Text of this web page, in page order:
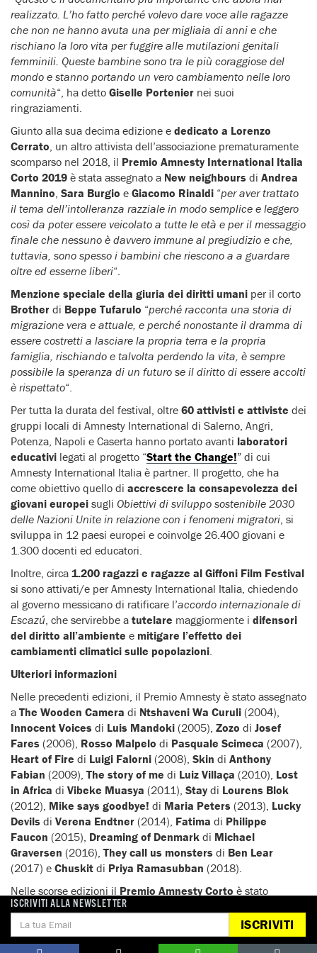
realizzato. L’ho fatto perché volevo dare voce alle ragazze
che non ne hanno avuta una per migliaia di anni e che
rischiano la loro vita per fuggire alle mutilazioni genitali
femminili. Queste bambine sono tra le più coraggiose del
mondo e stanno portando un vero cambiamento nelle loro
comunità“, ha detto Giselle Portenier nei suoi
ringraziamenti.
Giunto alla sua decima edizione e dedicato a Lorenzo
Cerrato , un altro attivista dell’associazione prematuramente
scomparso nel 2018, il Premio Amnesty International Italia
Corto 2019 è stata assegnato a New neighbours di Andrea
Mannino Sara Burgio e Giacomo Rinaldi “per aver trattato
il tema dell’intolleranza razziale in modo semplice e leggero
così da poter essere veicolato a tutte le età e per il messaggio
finale che nessuno è davvero immune al pregiudizio e che,
tuttavia, sono spesso i bambini che riescono a a guardare
oltre ed esserne liberi“.
Menzione speciale della giuria dei diritti umani per il corto
Brother di Beppe Tufarulo “perché racconta una storia di
migrazione vera e attuale, e perché nonostante il dramma di
essere costretti a lasciare la propria terra e la propria
famiglia, rischiando e talvolta perdendo la vita, è sempre
possibile la speranza di un futuro se il diritto di essere accolti
è rispettato“.
Per tutta la durata del festival, oltre 60 attivisti e attiviste dei
gruppi locali di Amnesty International di Salerno, Angri,
Potenza, Napoli e Caserta hanno portato avanti laboratori
educativi legati al progetto “Start the Change!” di cui
Amnesty International Italia è partner. Il progetto, che ha
come obiettivo quello di accrescere la consapevolezza dei
giovani europei sugli Obiettivi di sviluppo sostenibile 2030
delle Nazioni Unite in relazione con i fenomeni migratori , si
sviluppa in 12 paesi europei e coinvolge 26.400 giovani e
1.300 docenti ed educatori.
Inoltre, circa 1.200 ragazzi e ragazze al Giffoni Film Festival
si sono attivati/e per Amnesty International Italia, chiedendo
al governo messicano di ratificare l’accordo internazionale di
Escazú , che servirebbe a tutelare maggiormente i difensori
del diritto all’ambiente e mitigare l’effetto dei
cambiamenti climatici sulle popolazioni
Ulteriori informazioni
Nelle precedenti edizioni, il Premio Amnesty è stato assegnato
a The Wooden Camera di Ntshaveni Wa Curuli (2004),
Innocent Voices di Luis Mandoki (2005), Zozo di Josef
Fares (2006), Rosso Malpelo di Pasquale Scimeca (2007),
Heart of Fire di Luigi Falorni (2008), Skin di Anthony
Fabian (2009), The story of me di Luiz Villaça (2010), Lost
in Africa di Vibeke Muasya (2011), Stay di Lourens Blok
(2012), Mike says goodbye! di Maria Peters (2013), Lucky
Devils di Verena Endtner (2014), Fatima di Philippe
Faucon (2015), Dreaming of Denmark di Michael
Graversen (2016), They call us monsters di Ben Lear
(2017) e Chuskit di Priya Ramasubban (2018).
Nelle scorse edizioni il Premio Amnesty Corto è stato
assegnato a DisAbilidiAngelo Cretella
il tuo futurodi Heimatlanddi
Loretta Arnold,Andrea Schneider,Marius Portmanne
ISCRIVITI ALLA NEWSLETTER
ISCRIVITI